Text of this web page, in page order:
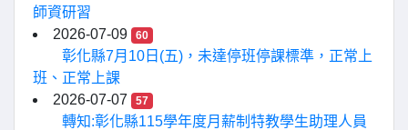
師資研習
2026-07-09
60
彰化縣7月10日(五)，未達停班停課標準，正常上
班、正常上課
2026-07-07
57
轉知:彰化縣115學年度月薪制特教學生助理人員